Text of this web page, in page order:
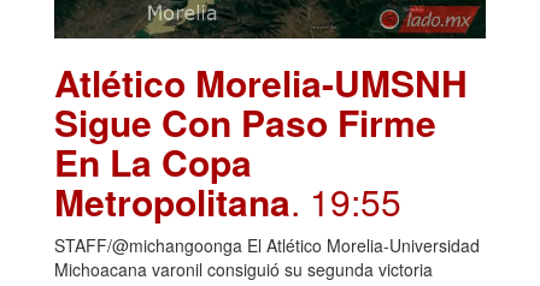
Atlético Morelia-UMSNH
Sigue Con Paso Firme
En La Copa
Metropolitana. 19:55
STAFF/@michangoonga El Atlético Morelia-Universidad
Michoacana varonil consiguió su segunda victoria